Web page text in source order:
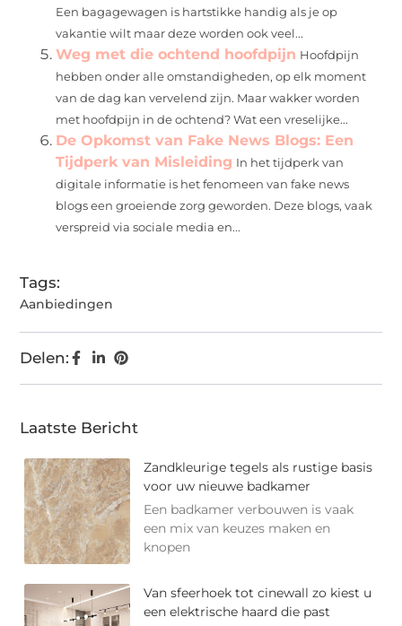
Een bagagewagen is hartstikke handig als je op
vakantie wilt maar deze worden ook veel...
Weg met die ochtend hoofdpijn Hoofdpijn
hebben onder alle omstandigheden, op elk moment
van de dag kan vervelend zijn. Maar wakker worden
met hoofdpijn in de ochtend? Wat een vreselijke...
De Opkomst van Fake News Blogs: Een
Tijdperk van Misleiding In het tijdperk van
digitale informatie is het fenomeen van fake news
blogs een groeiende zorg geworden. Deze blogs, vaak
verspreid via sociale media en...
Tags:
Aanbiedingen
Delen:
Laatste Bericht
Zandkleurige tegels als rustige basis
voor uw nieuwe badkamer
Een badkamer verbouwen is vaak
een mix van keuzes maken en
knopen
Van sfeerhoek tot cinewall zo kiest u
een elektrische haard die past